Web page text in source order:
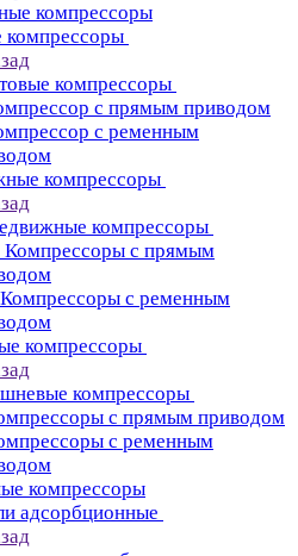
компрессоры
компрессоры
компрессоры
с прямым приводом
с ременным
компрессоры
компрессоры
с прямым
с ременным
компрессоры
компрессоры
с прямым приводом
с ременным
компрессоры
адсорбционные